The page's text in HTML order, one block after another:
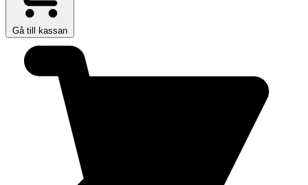
Gå till kassan